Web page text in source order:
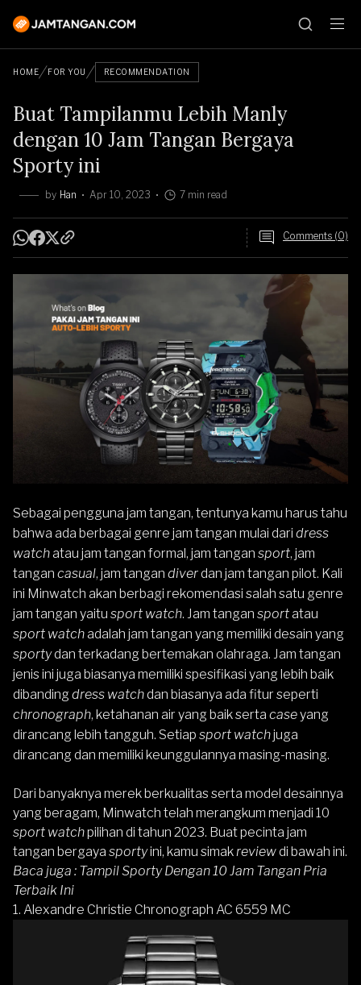
HOME FOR YOU RECOMMENDATION
Buat Tampilanmu Lebih Manly
dengan 10 Jam Tangan Bergaya
Sporty ini
by Han Apr 10, 2023 7 min read
Comments (0)
Sebagai pengguna jam tangan, tentunya kamu harus tahu
bahwa ada berbagai genre jam tangan mulai dari dress
watchatau jam tangan formal, jam tangan sport, jam
tangan casual, jam tangan diverdan jam tangan pilot. Kali
ini Minwatch akan berbagi rekomendasi salah satu genre
jam tangan yaitu sport watch. Jam tangan sportatau
sport watchadalah jam tangan yang memiliki desain yang
sportydan terkadang bertemakan olahraga. Jam tangan
jenis ini juga biasanya memiliki spesifikasi yang lebih baik
dibanding dress watchdan biasanya ada fitur seperti
chronograph, ketahanan air yang baik serta caseyang
dirancang lebih tangguh. Setiap sport watchjuga
dirancang dan memiliki keunggulannya masing-masing.
Dari banyaknya merek berkualitas serta model desainnya
yang beragam, Minwatch telah merangkum menjadi 10
sport watchpilihan di tahun 2023. Buat pecinta jam
tangan bergaya sportyini, kamu simakreviewdi bawah ini.
Baca juga : Tampil Sporty Dengan 10 Jam Tangan Pria
Terbaik Ini
1. Alexandre Christie Chronograph AC 6559 MC